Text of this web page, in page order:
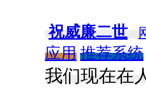
祝威廉二世
应用 推荐系统
我们现在在